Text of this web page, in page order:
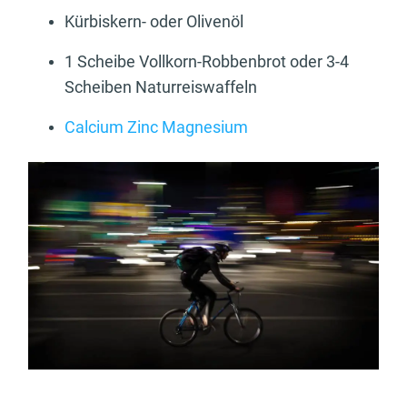
Kürbiskern- oder Olivenöl
1 Scheibe Vollkorn-Robbenbrot oder 3-4
Scheiben Naturreiswaffeln
Calcium Zinc Magnesium